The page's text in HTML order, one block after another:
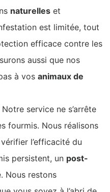
naturelles et
est limitée, tout
efficace contre les
aussi que nos
à vos animaux de
Notre service ne s’arrête
fourmis. Nous réalisons
l’efficacité du
persistent, un post-
Nous restons